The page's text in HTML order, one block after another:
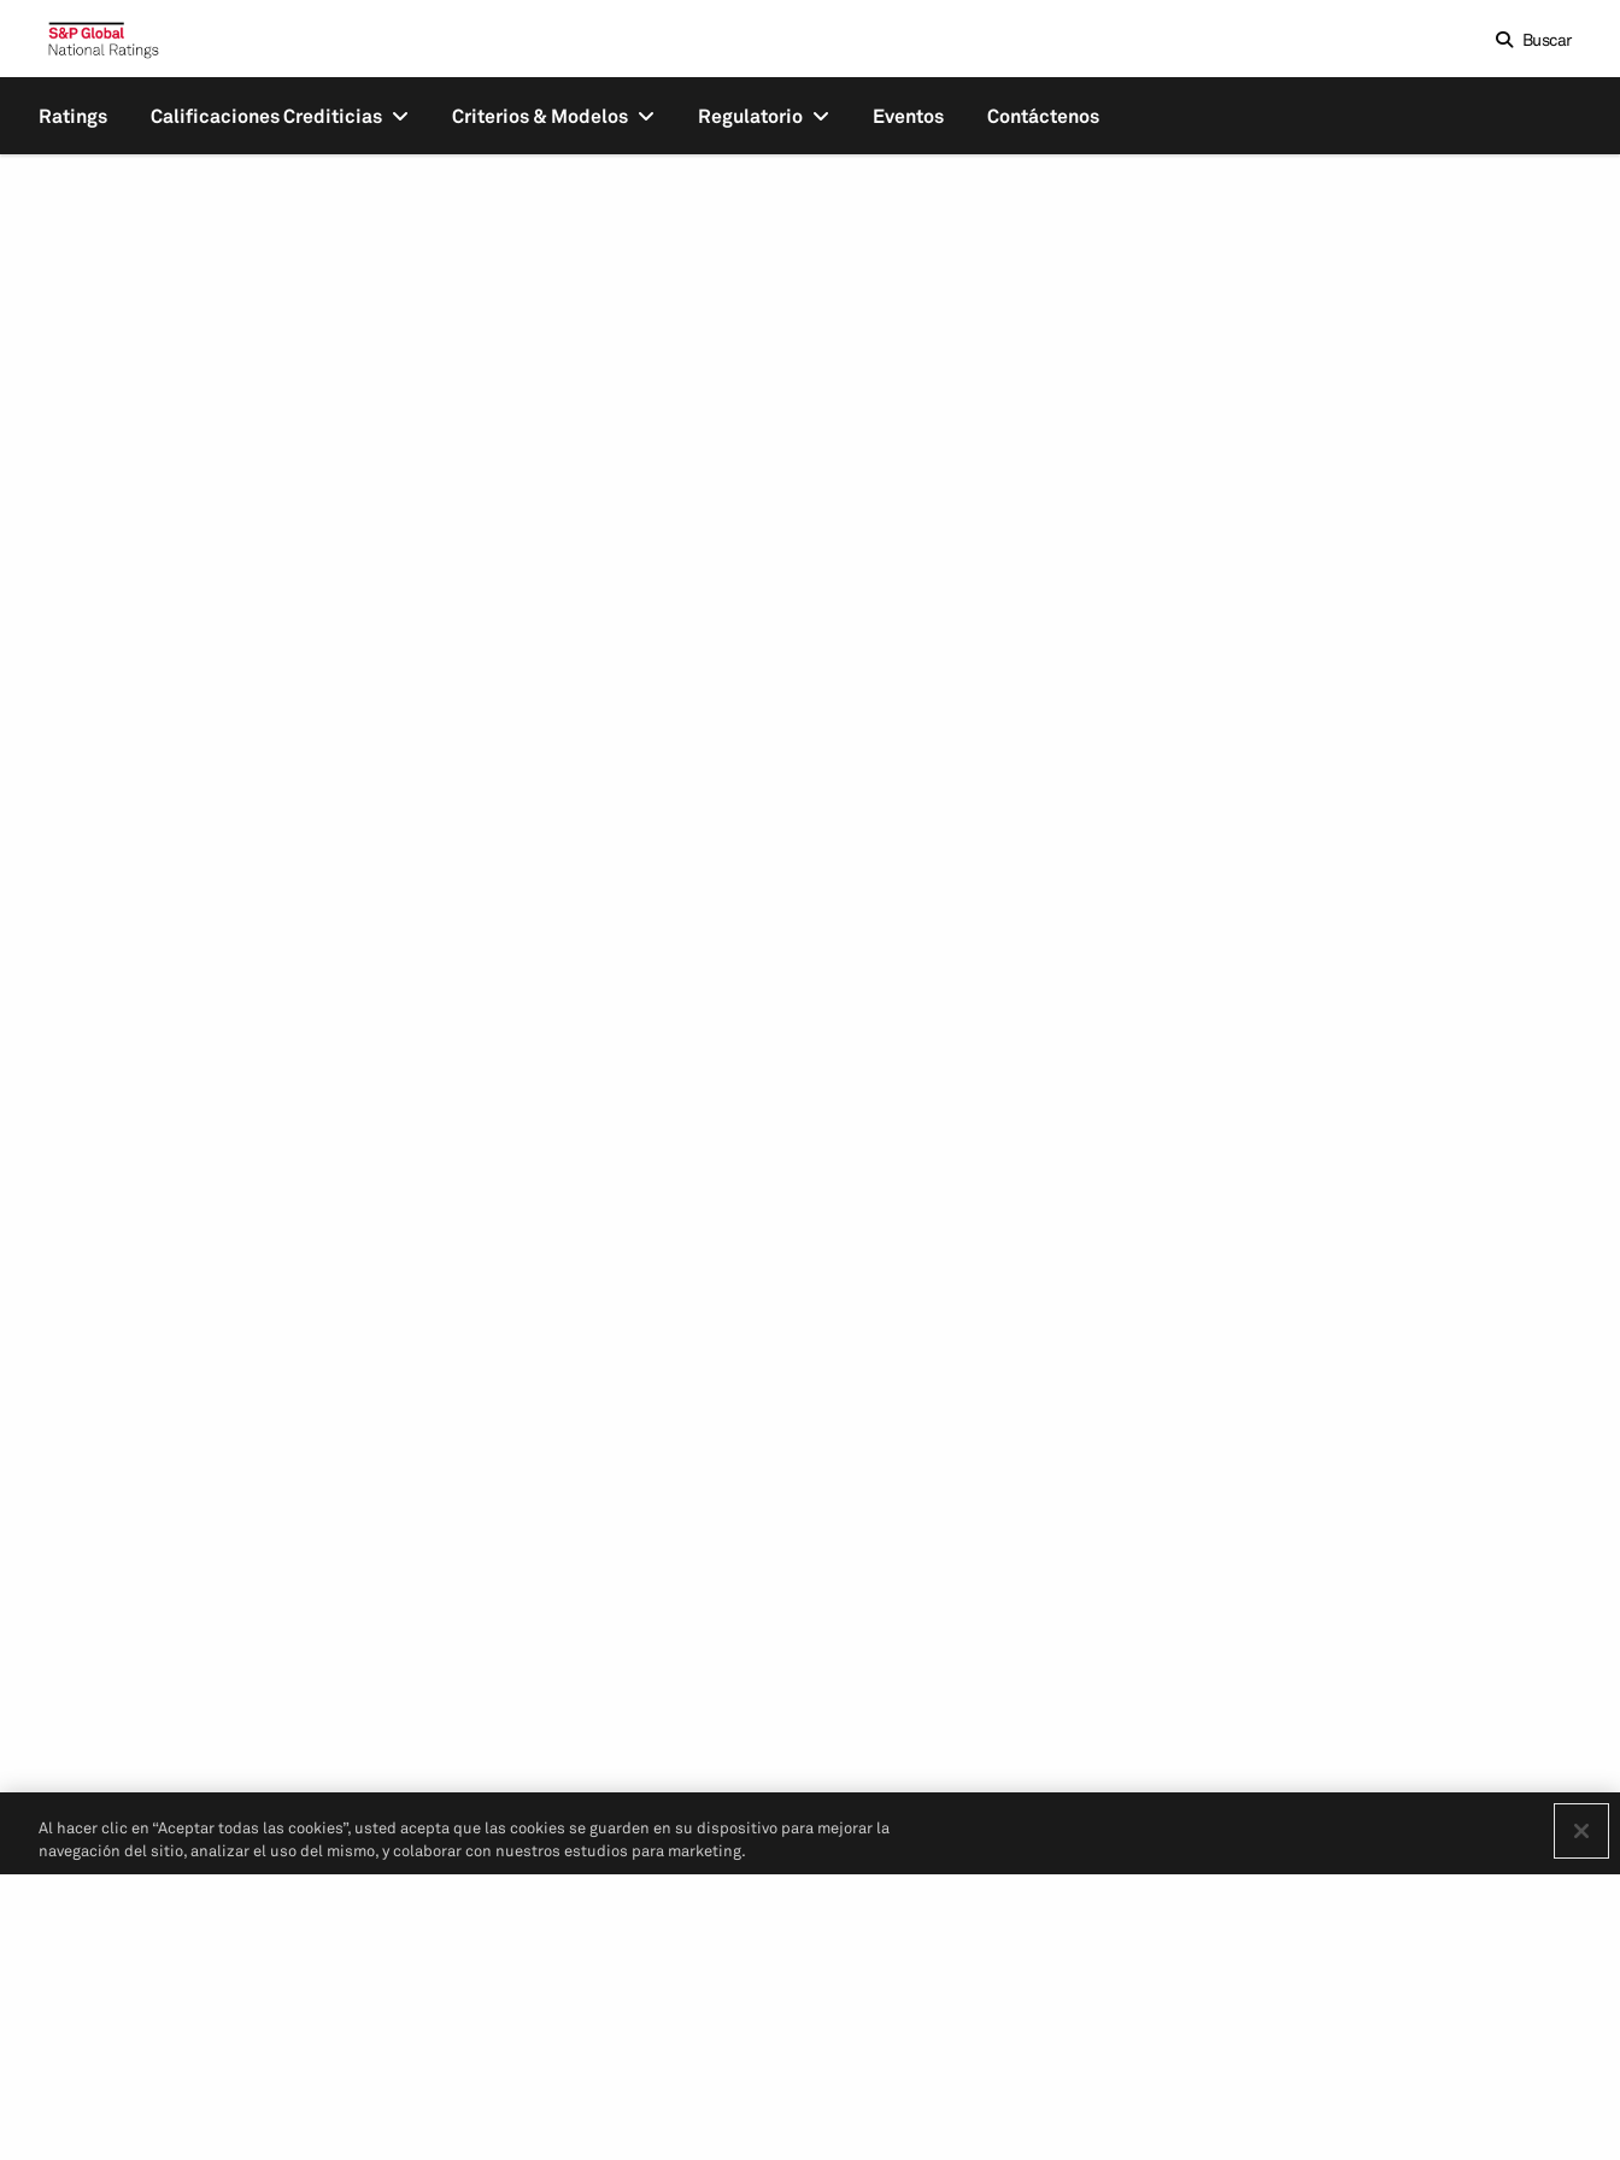
Buscar
Ratings Calificaciones Crediticias Criterios & Modelos Regulatorio Eventos Contáctenos
Al hacer clic en “Aceptar todas las cookies”, usted acepta que las cookies se guarden en su dispositivo para mejorar la
navegación del sitio, analizar el uso del mismo, y colaborar con nuestros estudios para marketing.